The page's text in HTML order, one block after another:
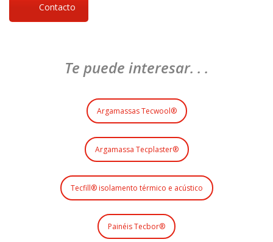
Contacto
Te puede interesar. . .
Argamassas Tecwool®
Argamassa Tecplaster®
Tecfill® isolamento térmico e acústico
Painéis Tecbor®